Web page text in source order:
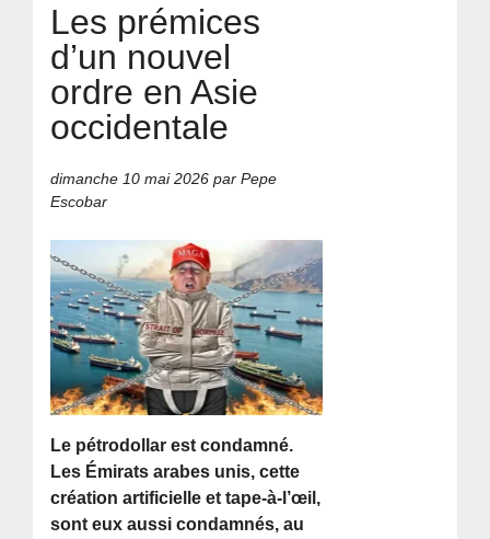
Les prémices
d’un nouvel
ordre en Asie
occidentale
dimanche 10 mai 2026 par Pepe
Escobar
Le pétrodollar est condamné.
Les Émirats arabes unis, cette
création artificielle et tape-à-l’œil,
sont eux aussi condamnés, au